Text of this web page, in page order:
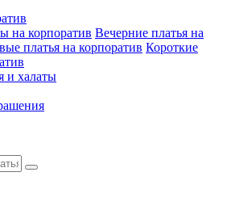
на корпоратив Вечерние платья на
платья на корпоратив Короткие
и халаты